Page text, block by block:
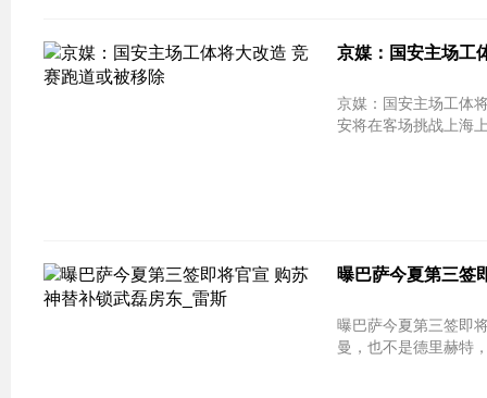
京媒：国安主场工
京媒：国安主场工体
安将在客场挑战上海
曝巴萨今夏第三签
曝巴萨今夏第三签即将官宣 购苏神
曼，也不是德里赫特